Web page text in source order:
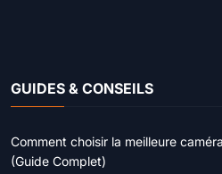
GUIDES & CONSEILS
Comment choisir la meilleure
(Guide Complet)